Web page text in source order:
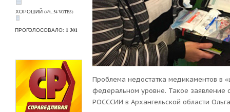
ХОРОШИЙ (4%, 54 VOTES)
ПРОГОЛОСОВАЛО: 1 301
Проблема недостатка медикаментов в
федеральном уровне. Такое
РОСССИИ в Архангельской области